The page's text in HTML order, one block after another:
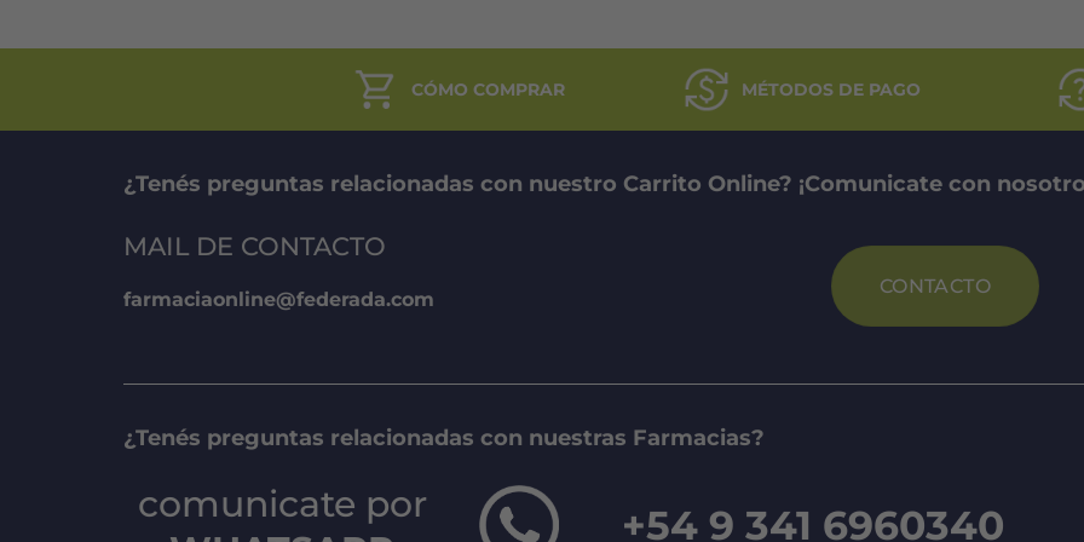
CÓMO COMPRAR MÉTODOS DE PAGO
¿Tenés preguntas relacionadas con nuestro Carrito Online? ¡Comunicate con
MAIL DE CONTACTO
farmaciaonline@federada.com
CONTACTO
¿Tenés preguntas relacionadas con nuestras Farmacias?
comunicate por
+54 9 341 6960340